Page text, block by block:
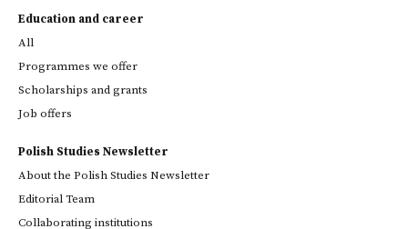
Education and career
All
Programmes we offer
Scholarships and grants
Job offers
Polish Studies Newsletter
About the Polish Studies Newsletter
Editorial Team
Collaborating institutions